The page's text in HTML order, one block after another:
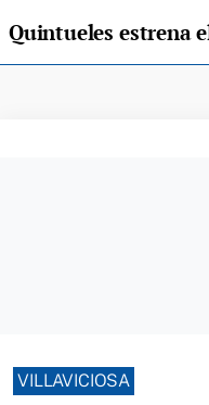
VILLAVICIOSA